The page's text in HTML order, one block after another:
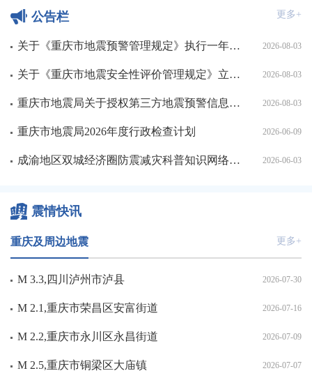
公告栏 更多+
关于《重庆市地震预警管理规定》执行一年效果评估公开征求意见的公告 2026-08-03
关于《重庆市地震安全性评价管理规定》立法后评估公开征求意见的公告 2026-08-03
重庆市地震局关于授权第三方地震预警信息转发平台的公示 2026-08-03
重庆市地震局2026年度行政检查计划 2026-06-09
成渝地区双城经济圈防震减灾科普知识网络大赛圆满收官 2026-06-03
震情快讯
重庆及周边地震 更多+
M 3.3,四川泸州市泸县 2026-07-30
M 2.1,重庆市荣昌区安富街道 2026-07-16
M 2.2,重庆市永川区永昌街道 2026-07-09
M 2.5,重庆市铜梁区大庙镇 2026-07-07